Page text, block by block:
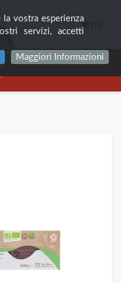
vostra esperienza
servizi, accetti
Maggiori Informazioni